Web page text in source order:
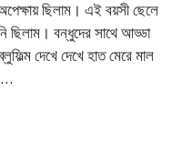
ছিলাম। এই বয়সী ছেলে
বন্ধুদের সাথে আড্ডা
দেখে দেখে হাত মেরে মাল
…